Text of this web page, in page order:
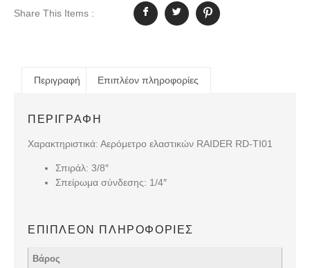
Share This Items :
Περιγραφή Επιπλέον πληροφορίες
ΠΕΡΙΓΡΑΦΉ
Χαρακτηριστικά: Αερόμετρο ελαστικών RAIDER RD-TI01
Σπιράλ: 3/8″
Σπείρωμα σύνδεσης: 1/4″
ΕΠΙΠΛΈΟΝ ΠΛΗΡΟΦΟΡΊΕΣ
Βάρος